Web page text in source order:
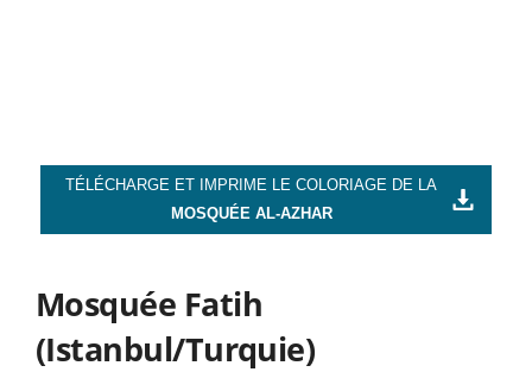
TÉLÉCHARGE ET IMPRIME LE COLORIAGE DE LA
MOSQUÉE AL-AZHAR
Mosquée Fatih
(Istanbul/Turquie)